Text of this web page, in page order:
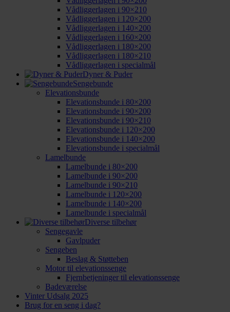
Vådliggerlagen i 90×210
Vådliggerlagen i 120×200
Vådliggerlagen i 140×200
Vådliggerlagen i 160×200
Vådliggerlagen i 180×200
Vådliggerlagen i 180×210
Vådliggerlagen i specialmål
Dyner & Puder
Sengebunde
Elevationsbunde
Elevationsbunde i 80×200
Elevationsbunde i 90×200
Elevationsbunde i 90×210
Elevationsbunde i 120×200
Elevationsbunde i 140×200
Elevationsbunde i specialmål
Lamelbunde
Lamelbunde i 80×200
Lamelbunde i 90×200
Lamelbunde i 90×210
Lamelbunde i 120×200
Lamelbunde i 140×200
Lamelbunde i specialmål
Diverse tilbehør
Sengegavle
Gavlpuder
Sengeben
Beslag & Støtteben
Motor til elevationssenge
Fjernbetjeninger til elevationssenge
Badeværelse
Vinter Udsalg 2025
Brug for en seng i dag?